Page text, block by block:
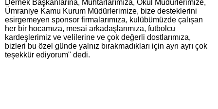
Dernek Başkanlarına, Muhtarlarımıza, Okul Müdürlerimize,
Ümraniye Kamu Kurum Müdürlerimize, bize desteklerini
esirgemeyen sponsor firmalarımıza, kulübümüzde çalışan
her bir hocamıza, mesai arkadaşlarımıza, futbolcu
kardeşlerimiz ve velilerine ve çok değerli dostlarımıza,
bizleri bu özel günde yalnız bırakmadıkları için ayrı ayrı çok
teşekkür ediyorum" dedi.